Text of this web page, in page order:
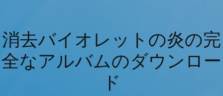
消去バイオレットの炎の完
全なアルバムのダウンロー
ド